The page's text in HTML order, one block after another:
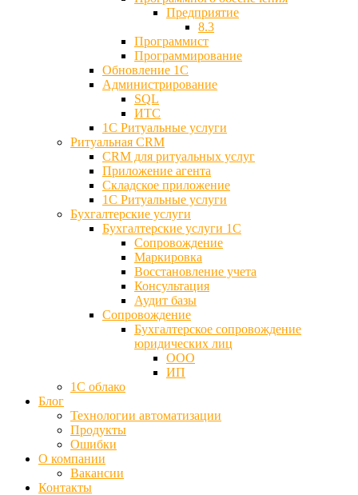
Предприятие
8.3
Программист
Программирование
Обновление 1С
Администрирование
SQL
ИТС
1С Ритуальные услуги
Ритуальная CRM
CRM для ритуальных услуг
Приложение агента
Складское приложение
1С Ритуальные услуги
Бухгалтерские услуги
Бухгалтерские услуги 1С
Сопровождение
Маркировка
Восстановление учета
Консультация
Аудит базы
Cопровождение
Бухгалтерское сопровождение
юридических лиц
ООО
ИП
1С облако
Блог
Технологии автоматизации
Продукты
Ошибки
О компании
Вакансии
Контакты